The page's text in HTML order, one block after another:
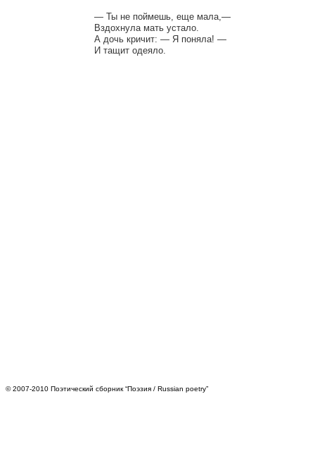
— Ты не поймешь, еще мала,—
Вздохнула мать устало.
А дочь кричит: — Я поняла! —
© 2007-2010 Поэтический сборник “Поэзия / Russian poetry”